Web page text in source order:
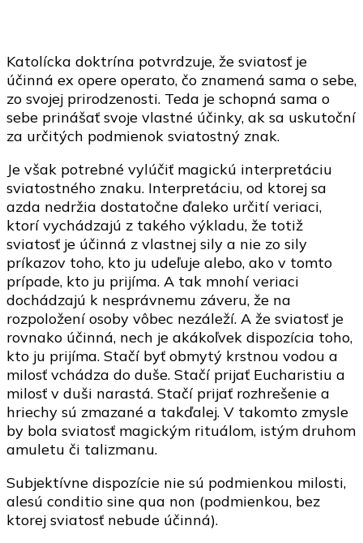
Katolícka doktrína potvrdzuje, že sviatosť je
účinná ex opere operato, čo znamená sama o sebe,
zo svojej prirodzenosti. Teda je schopná sama o
sebe prinášať svoje vlastné účinky, ak sa uskutoční
za určitých podmienok sviatostný znak.
Je však potrebné vylúčiť magickú interpretáciu
sviatostného znaku. Interpretáciu, od ktorej sa
azda nedržia dostatočne ďaleko určití veriaci,
ktorí vychádzajú z takého výkladu, že totiž
sviatosť je účinná z vlastnej sily a nie zo sily
príkazov toho, kto ju udeľuje alebo, ako v tomto
prípade, kto ju prijíma. A tak mnohí veriaci
dochádzajú k nesprávnemu záveru, že na
rozpoložení osoby vôbec nezáleží. A že sviatosť je
rovnako účinná, nech je akákoľvek dispozícia toho,
kto ju prijíma. Stačí byť obmytý krstnou vodou a
milosť vchádza do duše. Stačí prijať Eucharistiu a
milosť v duši narastá. Stačí prijať rozhrešenie a
hriechy sú zmazané a takďalej. V takomto zmysle
by bola sviatosť magickým rituálom, istým druhom
amuletu či talizmanu.
Subjektívne dispozície nie sú podmienkou milosti,
alesú conditio sine qua non (podmienkou, bez
ktorej sviatosť nebude účinná).